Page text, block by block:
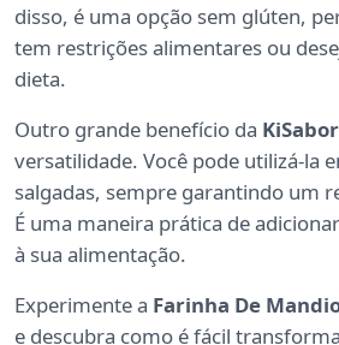
disso, é uma opção sem glúten,
tem restrições alimentares ou
dieta.
Outro grande benefício da KiSabor
versatilidade. Você pode utilizá-la
salgadas, sempre garantindo um
É uma maneira prática de
à sua alimentação.
Experimente a Farinha De
e descubra como é fácil